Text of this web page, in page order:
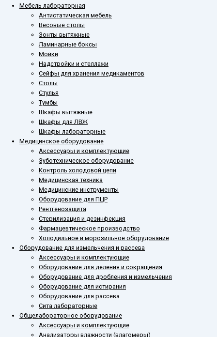
Мебель лабораторная
Антистатическая мебель
Весовые столы
Зонты вытяжные
Ламинарные боксы
Мойки
Надстройки и стеллажи
Сейфы для хранения медикаментов
Столы
Стулья
Тумбы
Шкафы вытяжные
Шкафы для ЛВЖ
Шкафы лабораторные
Медицинское оборудование
Аксессуары и комплектующие
Зуботехническое оборудование
Контроль холодовой цепи
Медицинская техника
Медицинские инструменты
Оборудование для ПЦР
Рентгенозащита
Стерилизация и дезинфекция
Фармацевтическое производство
Холодильное и морозильное оборудование
Оборудование для измельчения и рассева
Аксессуары и комплектующие
Оборудование для деления и сокращения
Оборудование для дробления и измельчения
Оборудование для истирания
Оборудование для рассева
Сита лабораторные
Общелабораторное оборудование
Аксессуары и комплектующие
Анализаторы влажности (влагомеры)